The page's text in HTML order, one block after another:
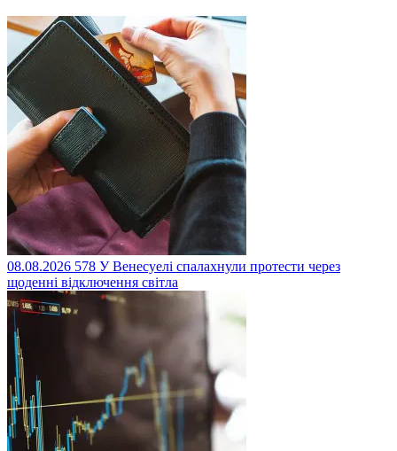
08.08.2026 578 У Венесуелі спалахнули протести через
щоденні відключення світла